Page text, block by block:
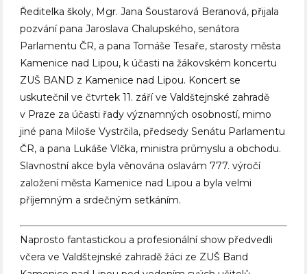
Ředitelka školy, Mgr. Jana Šoustarová Beranová, přijala
pozvání pana Jaroslava Chalupského, senátora
Parlamentu ČR, a pana Tomáše Tesaře, starosty města
Kamenice nad Lipou, k účasti na žákovském koncertu
ZUŠ BAND z Kamenice nad Lipou. Koncert se
uskutečnil ve čtvrtek 11. září ve Valdštejnské zahradě
v Praze za účasti řady významných osobností, mimo
jiné pana Miloše Vystrčila, předsedy Senátu Parlamentu
ČR, a pana Lukáše Vlčka, ministra průmyslu a obchodu.
Slavnostní akce byla věnována oslavám 777. výročí
založení města Kamenice nad Lipou a byla velmi
příjemným a srdečným setkáním.
Naprosto fantastickou a profesionální show předvedli
včera ve Valdštejnské zahradě žáci ze ZUŠ Band